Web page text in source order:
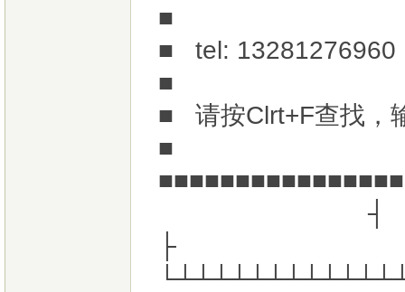
■
■ tel:
■
■ 请按Clrt+F查找，
■
┤
├